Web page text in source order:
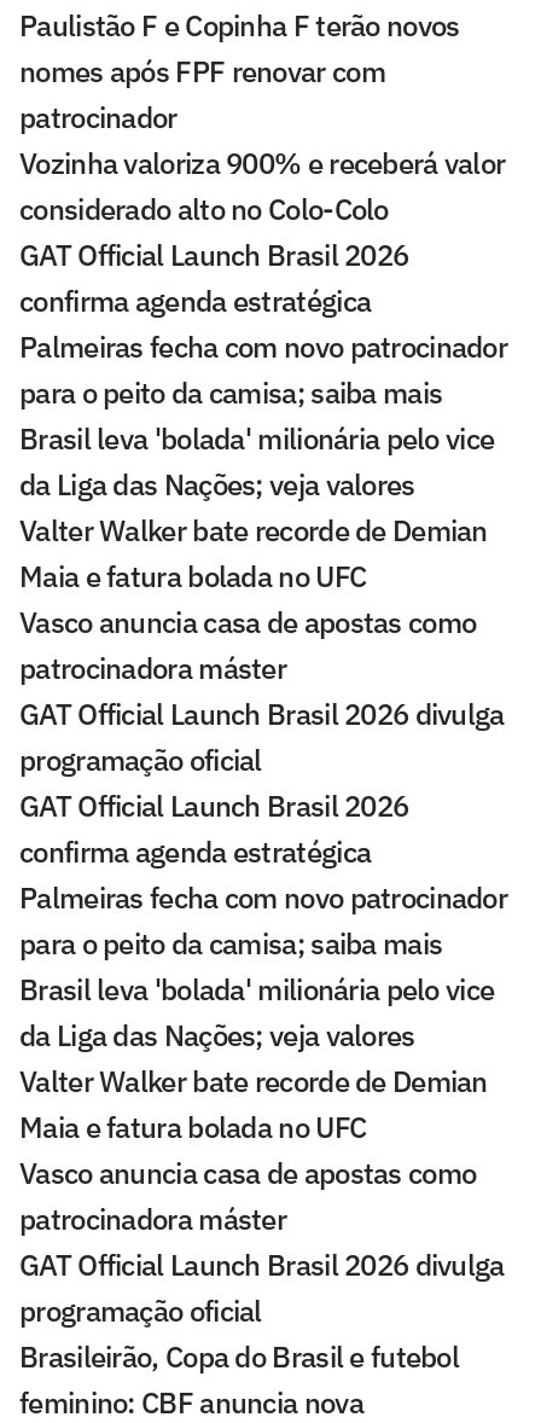
Paulistão F e Copinha F terão novos
nomes após FPF renovar com
patrocinador
Vozinha valoriza 900% e receberá valor
considerado alto no Colo-Colo
GAT Official Launch Brasil 2026
confirma agenda estratégica
Palmeiras fecha com novo patrocinador
para o peito da camisa; saiba mais
Brasil leva 'bolada' milionária pelo vice
da Liga das Nações; veja valores
Valter Walker bate recorde de Demian
Maia e fatura bolada no UFC
Vasco anuncia casa de apostas como
patrocinadora máster
GAT Official Launch Brasil 2026 divulga
programação oficial
GAT Official Launch Brasil 2026
confirma agenda estratégica
Palmeiras fecha com novo patrocinador
para o peito da camisa; saiba mais
Brasil leva 'bolada' milionária pelo vice
da Liga das Nações; veja valores
Valter Walker bate recorde de Demian
Maia e fatura bolada no UFC
Vasco anuncia casa de apostas como
patrocinadora máster
GAT Official Launch Brasil 2026 divulga
programação oficial
Brasileirão, Copa do Brasil e futebol
feminino: CBF anuncia nova